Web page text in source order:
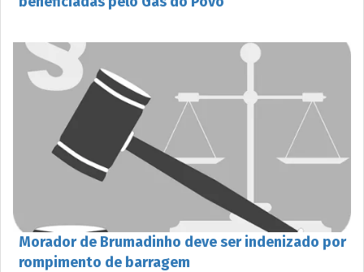
Morador de Brumadinho deve ser indenizado por
rompimento de barragem